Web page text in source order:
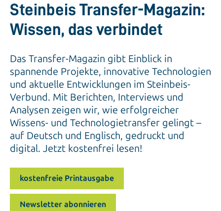
Steinbeis Transfer-Magazin:
Wissen, das verbindet
Das Transfer-Magazin gibt Einblick in
spannende Projekte, innovative Technologien
und aktuelle Entwicklungen im Steinbeis-
Verbund. Mit Berichten, Interviews und
Analysen zeigen wir, wie erfolgreicher
Wissens- und Technologietransfer gelingt –
auf Deutsch und Englisch, gedruckt und
digital. Jetzt kostenfrei lesen!
kostenfreie Printausgabe
Newsletter abonnieren